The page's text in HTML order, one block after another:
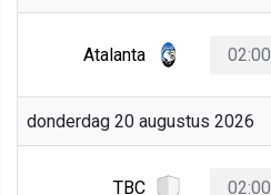
Atalanta 02:00
donderdag 20 augustus 2026
TBC 02:00